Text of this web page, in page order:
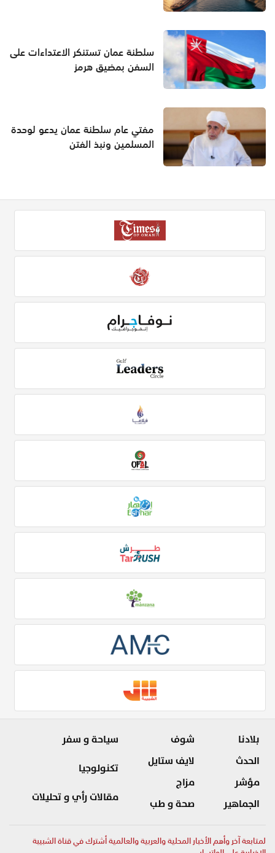
سلطنة عمان تستنكر الاعتداءات على
السفن بمضيق هرمز
مفتي عام سلطنة عمان يدعو لوحدة
المسلمين ونبذ الفتن
بلادنا
الحدث
مؤشر
الجماهير
شوف
لايف ستايل
مزاج
صحة و طب
سياحة و سفر
تكنولوجيا
مقالات رأي و تحليلات
لمتابعة آخر وأهم الأخبار المحلية والعربية والعالمية أشترك في قناة الشبيبة